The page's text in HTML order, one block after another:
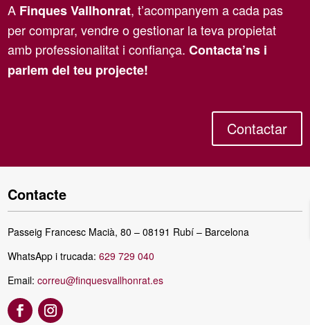
A Finques Vallhonrat, t’acompanyem a cada pas
per comprar, vendre o gestionar la teva propietat
amb professionalitat i confiança.Contacta’ns i
parlem del teu projecte!
Contactar
Contacte
Passeig Francesc Macià, 80 – 08191 Rubí – Barcelona
WhatsApp i trucada:629 729 040
Email:correu@finquesvallhonrat.es